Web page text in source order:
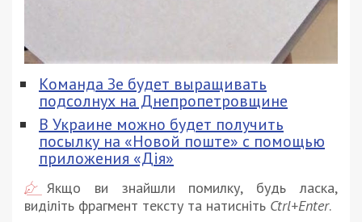
Команда Зе будет выращивать
подсолнух на Днепропетровщине
В Украине можно будет получить
посылку на «Новой поште» с помощью
приложения «Дія»
Якщо ви знайшли помилку, будь ласка,
виділіть фрагмент тексту та натисніть Ctrl+Enter.